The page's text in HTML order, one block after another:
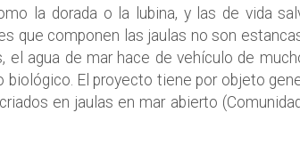
la dorada o la lubina, y las de vida
que componen las jaulas no son
agua de mar hace de vehículo de
El proyecto tiene por objeto
en jaulas en mar abierto